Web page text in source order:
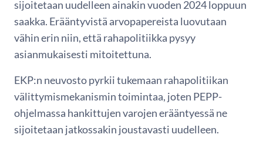
sijoitetaan uudelleen ainakin vuoden 2024 loppuun
saakka. Erääntyvistä arvopapereista luovutaan
vähin erin niin, että rahapolitiikka pysyy
asianmukaisesti mitoitettuna.
EKP:n neuvosto pyrkii tukemaan rahapolitiikan
välittymismekanismin toimintaa, joten PEPP-
ohjelmassa hankittujen varojen erääntyessä ne
sijoitetaan jatkossakin joustavasti uudelleen.